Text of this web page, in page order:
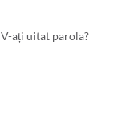
V-ați uitat parola?